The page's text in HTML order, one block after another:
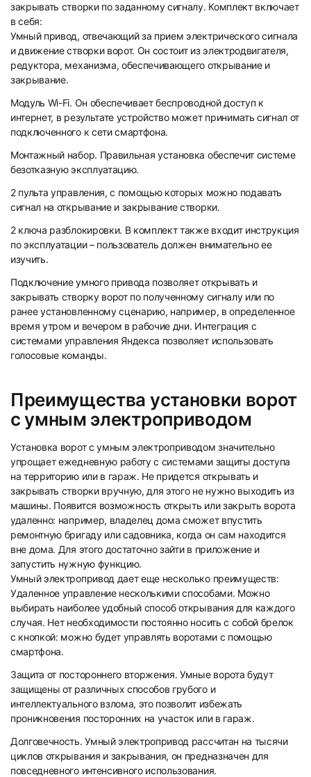
закрывать створки по заданному сигналу. Комплект включает
в себя:
Умный привод, отвечающий за прием электрического сигнала
и движение створки ворот. Он состоит из электродвигателя,
редуктора, механизма, обеспечивающего открывание и
закрывание.
Модуль Wi-Fi. Он обеспечивает беспроводной доступ к
интернет, в результате устройство может принимать сигнал от
подключенного к сети смартфона.
Монтажный набор. Правильная установка обеспечит системе
безотказную эксплуатацию.
2 пульта управления, с помощью которых можно подавать
сигнал на открывание и закрывание створки.
2 ключа разблокировки. В комплект также входит инструкция
по эксплуатации – пользователь должен внимательно ее
изучить.
Подключение умного привода позволяет открывать и
закрывать створку ворот по полученному сигналу или по
ранее установленному сценарию, например, в определенное
время утром и вечером в рабочие дни. Интеграция с
системами управления Яндекса позволяет использовать
голосовые команды.
Преимущества установки ворот
с умным электроприводом
Установка ворот с умным электроприводом значительно
упрощает ежедневную работу с системами защиты доступа
на территорию или в гараж. Не придется открывать и
закрывать створки вручную, для этого не нужно выходить из
машины. Появится возможность открыть или закрыть ворота
удаленно: например, владелец дома сможет впустить
ремонтную бригаду или садовника, когда он сам находится
вне дома. Для этого достаточно зайти в приложение и
запустить нужную функцию.
Умный электропривод дает еще несколько преимуществ:
Удаленное управление несколькими способами. Можно
выбирать наиболее удобный способ открывания для каждого
случая. Нет необходимости постоянно носить с собой брелок
с кнопкой: можно будет управлять воротами с помощью
смартфона.
Защита от постороннего вторжения. Умные ворота будут
защищены от различных способов грубого и
интеллектуального взлома, это позволит избежать
проникновения посторонних на участок или в гараж.
Долговечность. Умный электропривод рассчитан на тысячи
циклов открывания и закрывания, он предназначен для
повседневного интенсивного использования.